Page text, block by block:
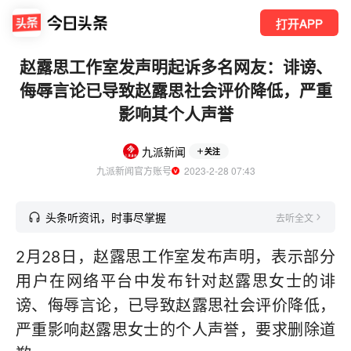
打开APP
赵露思工作室发声明起诉多名网友：诽谤、
侮辱言论已导致赵露思社会评价降低，严重
影响其个人声誉
九派新闻 关注
九派新闻官方账号
  2023-2-28 07:43
头条听资讯，时事尽掌握 去听全文
2月28日，赵露思工作室发布声明，表示部分
用户在网络平台中发布针对赵露思女士的诽
谤、侮辱言论，已导致赵露思社会评价降低，
严重影响赵露思女士的个人声誉，要求删除道